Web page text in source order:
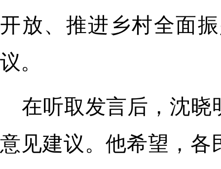
开放、推进乡村全面
议。
在听取发言后，沈晓
意见建议。他希望，各